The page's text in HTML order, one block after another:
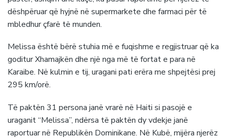
dëshpëruar që hyjnë në supermarkete dhe farmaci për të
mbledhur çfarë të munden.
Melissa është bërë stuhia më e fuqishme e regjistruar që ka
goditur Xhamajkën dhe një nga më të fortat e para në
Karaibe. Në kulmin e tij, uragani pati erëra me shpejtësi prej
295 km/orë.
Të paktën 31 persona janë vrarë në Haiti si pasojë e
uraganit “Melissa”, ndërsa të paktën dy vdekje janë
raportuar në Republikën Dominikane. Në Kubë, mijëra njerëz